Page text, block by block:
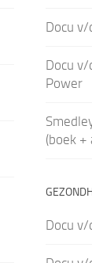
Docu
Docu
Power
(boek +
Docu